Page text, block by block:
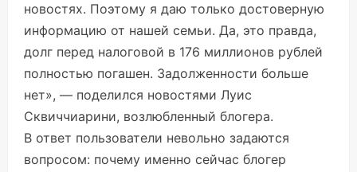
новостях. Поэтому я даю только достоверную
информацию от нашей семьи. Да, это правда,
долг перед налоговой в 176 миллионов рублей
полностью погашен. Задолженности больше
нет», — поделился новостями Луис
Сквиччиарини, возлюбленный блогера.
В ответ пользователи невольно задаются
вопросом: почему именно сейчас блогер